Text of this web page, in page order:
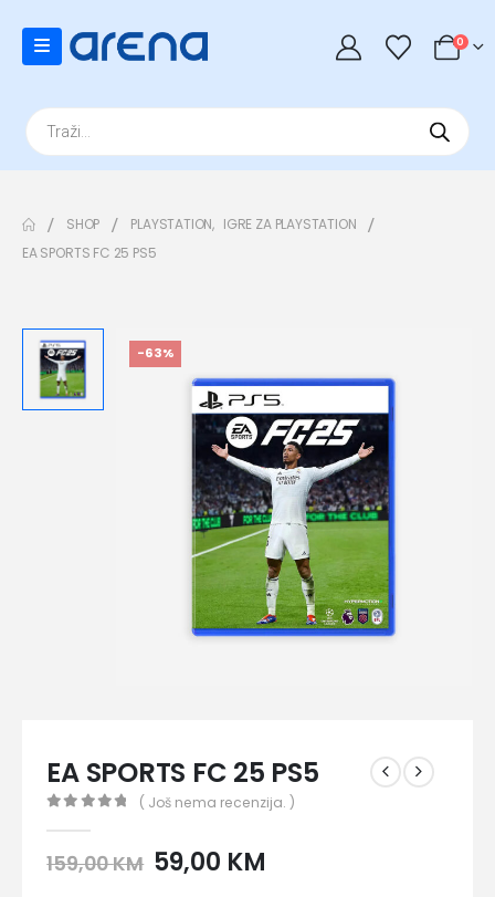
0
Products
search
SHOP PLAYSTATION, IGRE ZA PLAYSTATION
EA SPORTS FC 25 PS5
-63%
EA SPORTS FC 25 PS5
( Još nema recenzija. )
159,00KM Izvorna
cijena
59,00 KM